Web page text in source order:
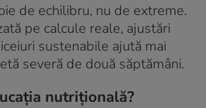
de echilibru, nu de extreme.
pe calcule reale, ajustări
sustenabile ajută mai
severă de două săptămâni.
nutrițională?